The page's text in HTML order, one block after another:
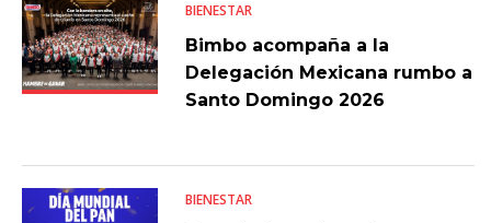
BIENESTAR
Bimbo acompaña a la
Delegación Mexicana rumbo a
Santo Domingo 2026
BIENESTAR